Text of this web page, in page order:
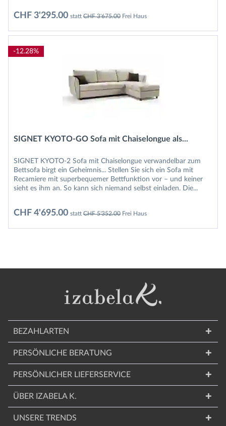
CHF 3'295.00 stattCHF 3'675.00Frei Haus
-12.28%
SIGNET KYOTO-GO Sofa mit Chaiselongue als...
SIGNET KYOTO-2 Sofa mit Chaiselongue verwandelbar zum
Bettsofa birgt ein Geheimnis... Stellen Sie sich ein Sofa mit
Recamiere mit superbequemer Bettfunktion vor – und keiner
sieht es ihm an. So kann sich niemand selbst einladen. Die...
CHF 4'695.00 stattCHF 5'352.00Frei Haus
BEZAHLARTEN
PERSÖNLICHE BERATUNG
PERSÖNLICHER LIEFERSERVICE
ÜBER IZABELA K.
UNSERE TRENDS